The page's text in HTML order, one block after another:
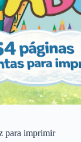
para imprimir